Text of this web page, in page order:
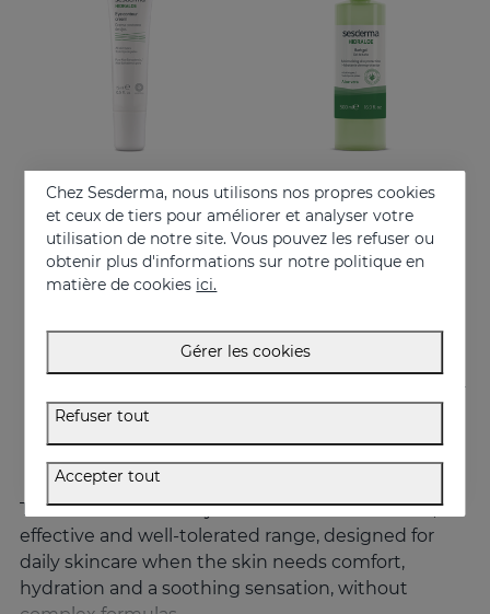
Acheter Acheter
HIDRALOE Gel Douche
TheHIDRALOEline by Sesderma is an essential,
effective and well-tolerated range, designed for
daily skincare when the skin needs comfort,
hydration and a soothing sensation, without
Chez Sesderma, nous utilisons nos propres cookies
et ceux de tiers pour améliorer et analyser votre
utilisation de notre site. Vous pouvez les refuser ou
obtenir plus d'informations sur notre politique en
matière de cookies ici.
Gérer les cookies
Refuser tout
Accepter tout